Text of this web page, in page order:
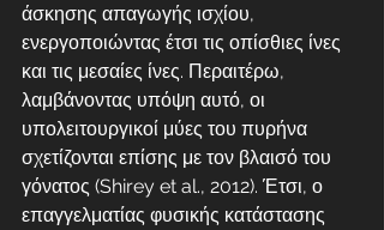
άσκησης απαγωγής ισχίου,
ενεργοποιώντας έτσι τις οπίσθιες ίνες
και τις μεσαίες ίνες. Περαιτέρω,
λαμβάνοντας υπόψη αυτό, οι
υπολειτουργικοί μύες του πυρήνα
σχετίζονται επίσης με τον βλαισό του
γόνατος (Shirey et al., 2012). Έτσι, ο
επαγγελματίας φυσικής κατάστασης